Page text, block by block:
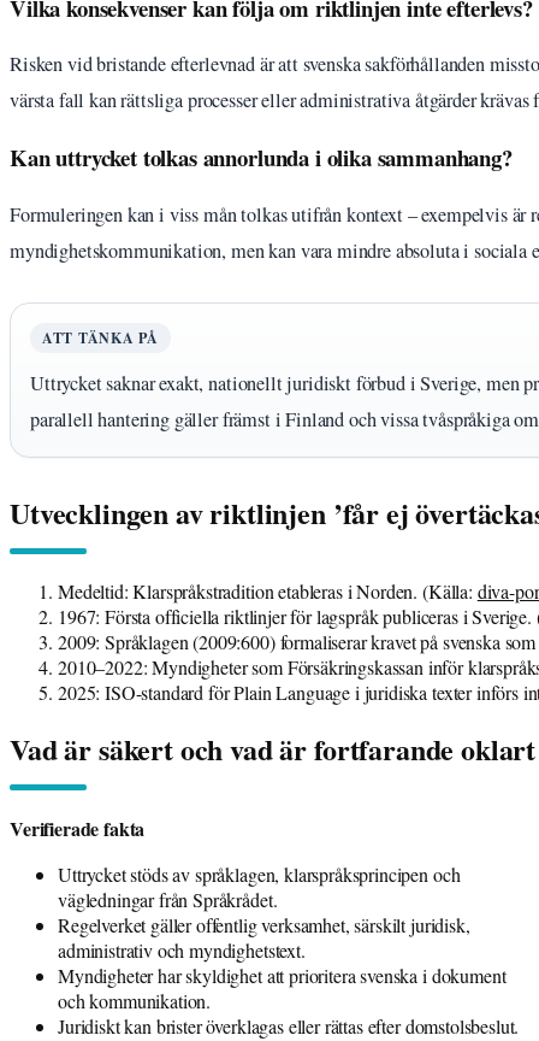
Vilka konsekvenser kan följa om riktlinjen inte efterlevs?
Risken vid bristande efterlevnad är att svenska sakförhållanden
värsta fall kan rättsliga processer eller administrativa åtgärder
Kan uttrycket tolkas annorlunda i olika sammanhang?
Formuleringen kan i viss mån tolkas utifrån kontext – exempelvis är
myndighetskommunikation, men kan vara mindre absoluta i sociala
ATT TÄNKA PÅ
Uttrycket saknar exakt, nationellt juridiskt förbud i Sverige, men
parallell hantering gäller främst i Finland och vissa tvåspråkiga
Utvecklingen av riktlinjen ’får ej
Medeltid: Klarspråkstradition etableras i Norden. (Källa: diva-
1967: Första officiella riktlinjer för lagspråk publiceras i Sverige.
2009: Språklagen (2009:600) formaliserar kravet på svenska
2010–2022: Myndigheter som Försäkringskassan inför
2025: ISO-standard för Plain Language i juridiska texter införs
Vad är säkert och vad är fortfarande
Verifierade fakta
Uttrycket stöds av språklagen, klarspråksprincipen och
vägledningar från Språkrådet.
Regelverket gäller offentlig verksamhet, särskilt juridisk,
administrativ och myndighetstext.
Myndigheter har skyldighet att prioritera svenska i dokument
och kommunikation.
Juridiskt kan brister överklagas eller rättas efter domstolsbeslut.